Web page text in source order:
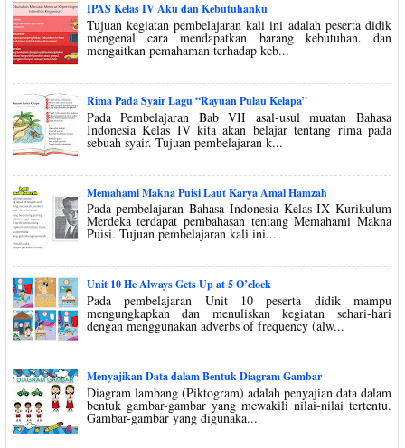
IPAS Kelas IV Aku dan Kebutuhanku
Tujuan kegiatan pembelajaran kali ini adalah peserta didik
mengenal cara mendapatkan barang kebutuhan. dan
mengaitkan pemahaman terhadap keb...
Rima Pada Syair Lagu “Rayuan Pulau Kelapa”
Pada Pembelajaran Bab VII asal-usul muatan Bahasa
Indonesia Kelas IV kita akan belajar tentang rima pada
sebuah syair. Tujuan pembelajaran k...
Memahami Makna Puisi Laut Karya Amal Hamzah
Pada pembelajaran Bahasa Indonesia Kelas IX Kurikulum
Merdeka terdapat pembahasan tentang Memahami Makna
Puisi. Tujuan pembelajaran kali ini...
Unit 10 He Always Gets Up at 5 O’clock
Pada pembelajaran Unit 10 peserta didik mampu
mengungkapkan dan menuliskan kegiatan sehari-hari
dengan menggunakan adverbs of frequency (alw...
Menyajikan Data dalam Bentuk Diagram Gambar
Diagram lambang (Piktogram) adalah penyajian data dalam
bentuk gambar-gambar yang mewakili nilai-nilai tertentu.
Gambar-gambar yang digunaka...